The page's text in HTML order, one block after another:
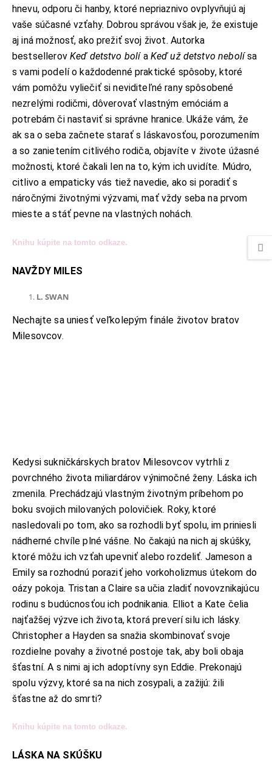
hnevu, odporu či hanby, ktoré nepriaznivo ovplyvňujú aj
vaše súčasné vzťahy. Dobrou správou však je, že existuje
aj iná možnosť, ako prežiť svoj život. Autorka
bestsellerov Keď detstvo bolía Keď už detstvo nebolísa
s vami podelí o každodenné praktické spôsoby, ktoré
vám pomôžu vyliečiť si neviditeľné rany spôsobené
nezrelými rodičmi, dôverovať vlastným emóciám a
potrebám či nastaviť si správne hranice. Ukáže vám, že
ak sa o seba začnete starať s láskavosťou, porozumením
a so zanietením citlivého rodiča, objavíte v živote úžasné
možnosti, ktoré čakali len na to, kým ich uvidíte. Múdro,
citlivo a empaticky vás tiež navedie, ako si poradiť s
náročnými životnými výzvami, mať vždy seba na prvom
mieste a stáť pevne na vlastných nohách.
Knihu kúpite na tomto odkaze.
NAVŽDY MILES
L. SWAN
Nechajte sa uniesť veľkolepým finále životov bratov
Milesovcov.
Kedysi sukničkárskych bratov Milesovcov vytrhli z
povrchného života miliardárov výnimočné ženy. Láska ich
zmenila. Prechádzajú vlastným životným príbehom po
boku svojich milovaných polovičiek. Roky, ktoré
nasledovali po tom, ako sa rozhodli byť spolu, im priniesli
nádherné chvíle plné vášne. No čakajú na nich aj skúšky,
ktoré môžu ich vzťah upevniť alebo rozdeliť. Jameson a
Emily sa rozhodnú poraziť jeho vorkoholizmus útekom do
oázy pokoja. Tristan a Claire sa učia zladiť novovznikajúcu
rodinu s budúcnosťou ich podnikania. Elliot a Kate čelia
najťažšej výzve ich života, ktorá preverí silu ich lásky.
Christopher a Hayden sa snažia skombinovať svoje
rozdielne povahy a životné postoje tak, aby boli obaja
šťastní. A s nimi aj ich adoptívny syn Eddie. Prekonajú
spolu výzvy, ktoré sa na nich zosypali, a zažijú: žili
šťastne až do smrti?
Knihu kúpite na tomto odkaze.
LÁSKA NA SKÚŠKU